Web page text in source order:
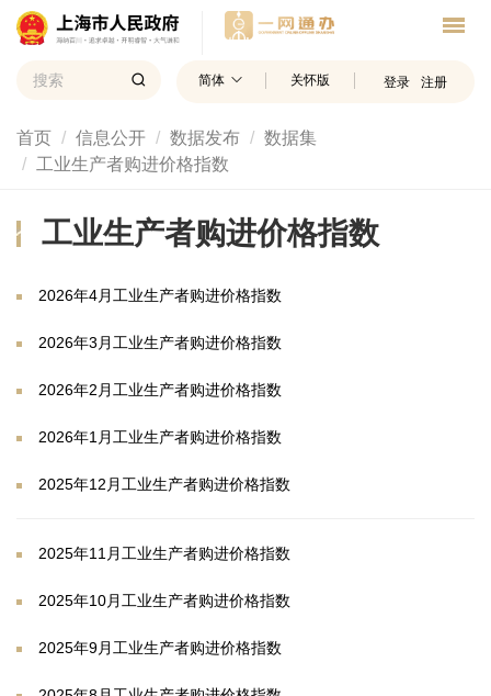
简体 关怀版 登录 注册
首页 信息公开 数据发布
数据集
工业生产者购进价格指数
工业生产者购进价格指数
2026年4月工业生产者购进价格指数
2026年3月工业生产者购进价格指数
2026年2月工业生产者购进价格指数
2026年1月工业生产者购进价格指数
2025年12月工业生产者购进价格指数
2025年11月工业生产者购进价格指数
2025年10月工业生产者购进价格指数
2025年9月工业生产者购进价格指数